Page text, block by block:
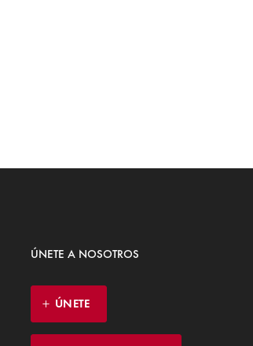
ÚNETE A NOSOTROS
ÚNETE